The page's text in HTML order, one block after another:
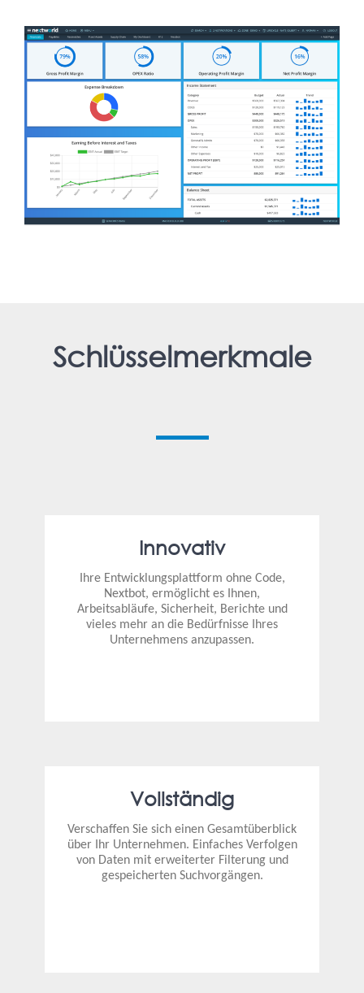
Schlüsselmerkmale
Innovativ
Ihre Entwicklungsplattform ohne Code,
Nextbot, ermöglicht es Ihnen,
Arbeitsabläufe, Sicherheit, Berichte und
vieles mehr an die Bedürfnisse Ihres
Unternehmens anzupassen.
Vollständig
Verschaffen Sie sich einen Gesamtüberblick
über Ihr Unternehmen. Einfaches Verfolgen
von Daten mit erweiterter Filterung und
gespeicherten Suchvorgängen.